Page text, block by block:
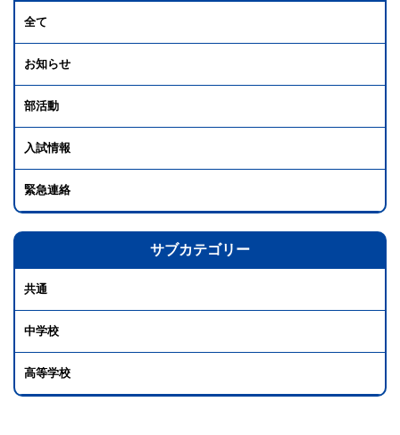
全て
お知らせ
部活動
入試情報
緊急連絡
サブカテゴリー
共通
中学校
高等学校